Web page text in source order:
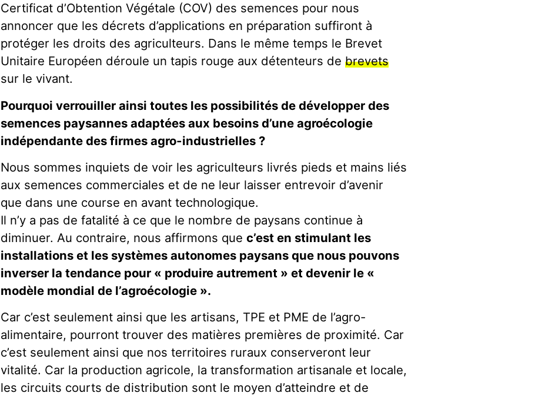
Certificat d’Obtention Végétale (COV) des semences pour nous
annoncer que les décrets d’applications en préparation suffiront à
protéger les droits des agriculteurs. Dans le même temps le Brevet
Unitaire Européen déroule un tapis rouge aux détenteurs debrevets
sur le vivant.
Pourquoi verrouiller ainsi toutes les possibilités de développer des
semences paysannes adaptées aux besoins d’une agroécologie
indépendante des firmes agro-industrielles ?
Nous sommes inquiets de voir les agriculteurs livrés pieds et mains liés
aux semences commerciales et de ne leur laisser entrevoir d’avenir
que dans une course en avant technologique.
Il n’y a pas de fatalité à ce que le nombre de paysans continue à
diminuer. Au contraire, nous affirmons quec’est en stimulant les
installations et les systèmes autonomes paysans que nous pouvons
inverser la tendance pour « produire autrement » et devenir le «
modèle mondial de l’agroécologie ».
Car c’est seulement ainsi que les artisans, TPE et PME de l’agro-
alimentaire, pourront trouver des matières premières de proximité. Car
c’est seulement ainsi que nos territoires ruraux conserveront leur
vitalité. Car la production agricole, la transformation artisanale et locale,
les circuits courts de distribution sont le moyen d’atteindre et de